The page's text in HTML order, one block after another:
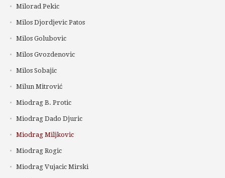
Milorad Pekic
Milos Djordjevic Patos
Milos Golubovic
Milos Gvozdenovic
Milos Sobajic
Milun Mitrović
Miodrag B. Protic
Miodrag Dado Djuric
Miodrag Miljkovic
Miodrag Rogic
Miodrag Vujacic Mirski